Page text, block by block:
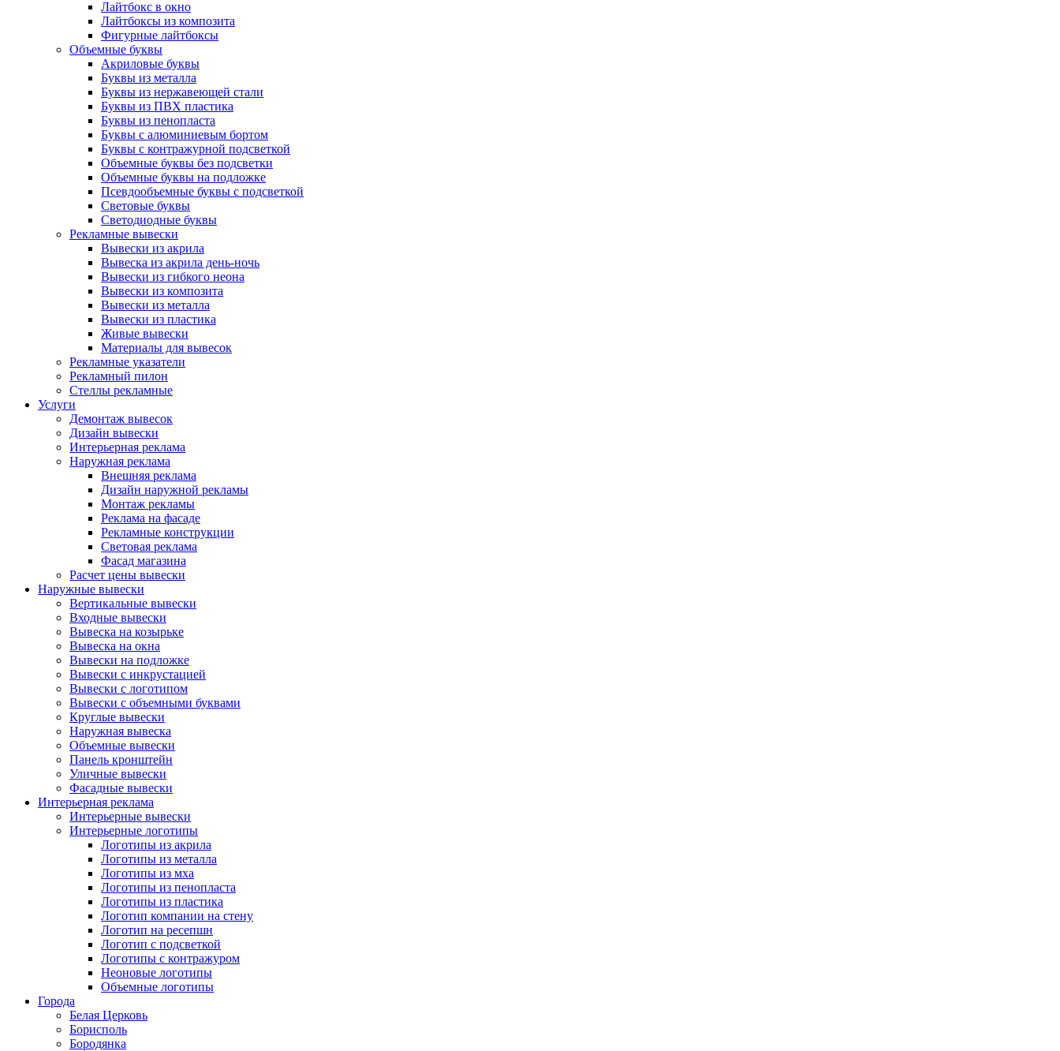
Лайтбокс в окно
Лайтбоксы из композита
Фигурные лайтбоксы
Объемные буквы
Акриловые буквы
Буквы из металла
Буквы из нержавеющей стали
Буквы из ПВХ пластика
Буквы из пенопласта
Буквы с алюминиевым бортом
Буквы с контражурной подсветкой
Объемные буквы без подсветки
Объемные буквы на подложке
Псевдообъемные буквы с подсветкой
Световые буквы
Светодиодные буквы
Рекламные вывески
Вывески из акрила
Вывеска из акрила день-ночь
Вывески из гибкого неона
Вывески из композита
Вывески из металла
Вывески из пластика
Живые вывески
Материалы для вывесок
Рекламные указатели
Рекламный пилон
Стеллы рекламные
Услуги
Демонтаж вывесок
Дизайн вывески
Интерьерная реклама
Наружная реклама
Внешняя реклама
Дизайн наружной рекламы
Монтаж рекламы
Реклама на фасаде
Рекламные конструкции
Световая реклама
Фасад магазина
Расчет цены вывески
Наружные вывески
Вертикальные вывески
Входные вывески
Вывеска на козырьке
Вывеска на окна
Вывески на подложке
Вывески с инкрустацией
Вывески с логотипом
Вывески с объемными буквами
Круглые вывески
Наружная вывеска
Объемные вывески
Панель кронштейн
Уличные вывески
Фасадные вывески
Интерьерная реклама
Интерьерные вывески
Интерьерные логотипы
Логотипы из акрила
Логотипы из металла
Логотипы из мха
Логотипы из пенопласта
Логотипы из пластика
Логотип компании на стену
Логотип на ресепшн
Логотип с подсветкой
Логотипы с контражуром
Неоновые логотипы
Объемные логотипы
Города
Белая Церковь
Борисполь
Бородянка